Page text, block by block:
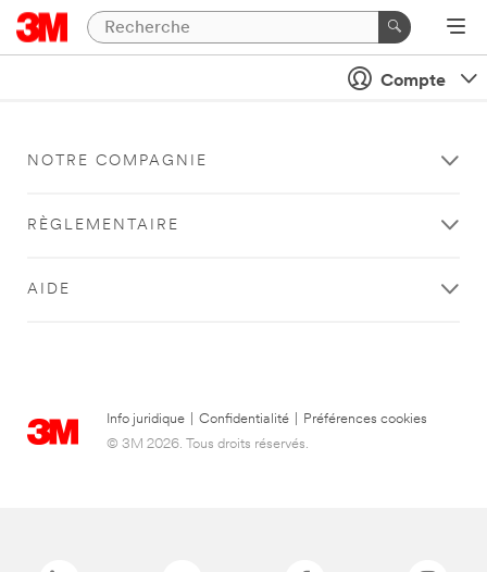
Compte
NOTRE COMPAGNIE
RÈGLEMENTAIRE
AIDE
Info juridique Confidentialité
Préférences cookies
© 3M 2026. Tous droits réservés.